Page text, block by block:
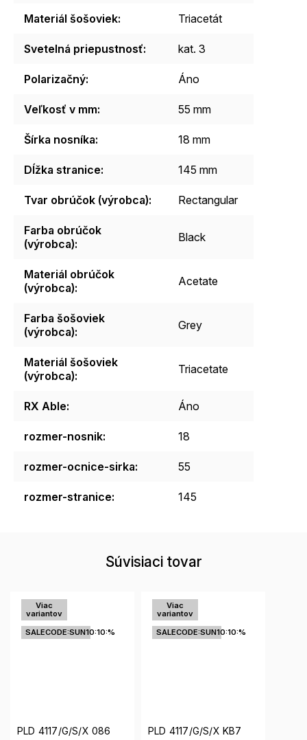
Materiál šošoviek: Triacetát
Svetelná priepustnosť: kat. 3
Polarizačný: Áno
Veľkosť v mm: 55 mm
Šírka nosníka: 18 mm
Dĺžka stranice: 145 mm
Tvar obrúčok (výrobca): Rectangular
Farba obrúčok
(výrobca): Black
Materiál obrúčok
(výrobca): Acetate
Farba šošoviek
(výrobca): Grey
Materiál šošoviek
(výrobca): Triacetate
RX Able: Áno
rozmer-nosnik: 18
rozmer-ocnice-sirka: 55
rozmer-stranice: 145
Súvisiaci tovar
Viac
variantov
SALECODE:SUN10:10:%
PLD 4117/G/S/X 086
Viac
variantov
SALECODE:SUN10:10:%
PLD 4117/G/S/X KB7